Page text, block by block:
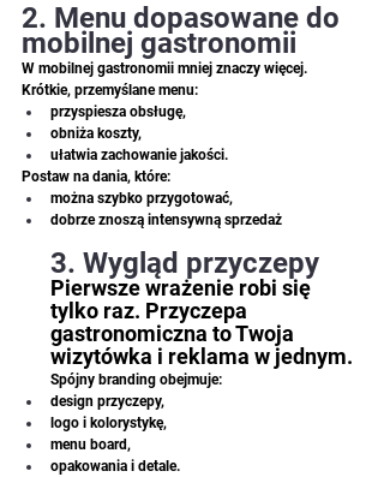
2. Menu dopasowane do
mobilnej gastronomii
W mobilnej gastronomii mniej znaczy więcej.
Krótkie, przemyślane menu:
przyspiesza obsługę,
obniża koszty,
ułatwia zachowanie jakości.
Postaw na dania, które:
można szybko przygotować,
dobrze znoszą intensywną sprzedaż
3. Wygląd przyczepy
Pierwsze wrażenie robi się
tylko raz. Przyczepa
gastronomiczna to Twoja
wizytówka i reklama w jednym.
Spójny branding obejmuje:
design przyczepy,
logo i kolorystykę,
menu board,
opakowania i detale.